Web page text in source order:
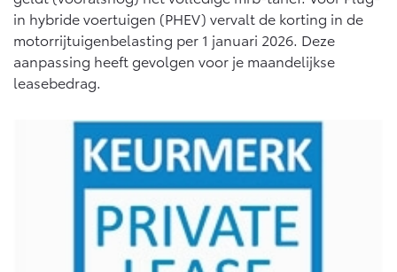
Vanaf € 37.995,- Vanaf € 49.995,-
bZ4X
Vanaf € 39.995,- Vanaf € 48.995,-
Abonnementen
Multimedia
Connected check
Navigatie updates
in hybride voertuigen (PHEV) vervalt de korting in de
motorrijtuigenbelasting per 1 januari 2026. Deze
aanpassing heeft gevolgen voor je maandelijkse
leasebedrag.